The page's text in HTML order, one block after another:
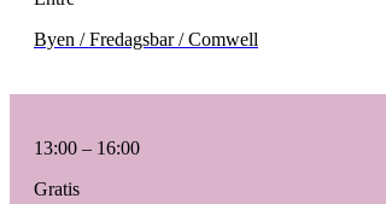
Byen / Fredagsbar / Comwell
13:00 – 16:00
Gratis